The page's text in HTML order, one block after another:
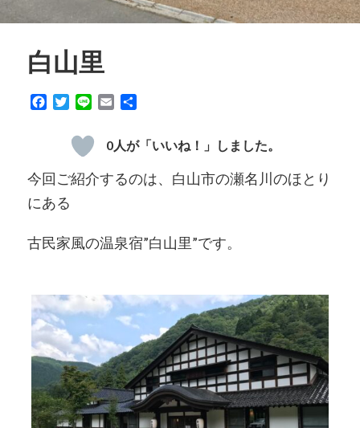
白山里
Facebook
Twitter
Line Email
0
今回ご紹介するのは、白山市の瀬名川のほとり
にある
古民家風の温泉宿”白山里”です。